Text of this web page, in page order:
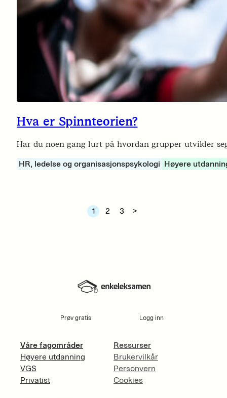
Hva er Spinnteorien?
Har du noen gang lurt på hvordan grupper utvikler
HR, ledelse og organisasjonspsykologi Høyere
1 2 3
Prøv gratis Logg inn
Våre fagområder
Høyere utdanning
VGS
Privatist
Ressurser
Brukervilkår
Personvern
Cookies